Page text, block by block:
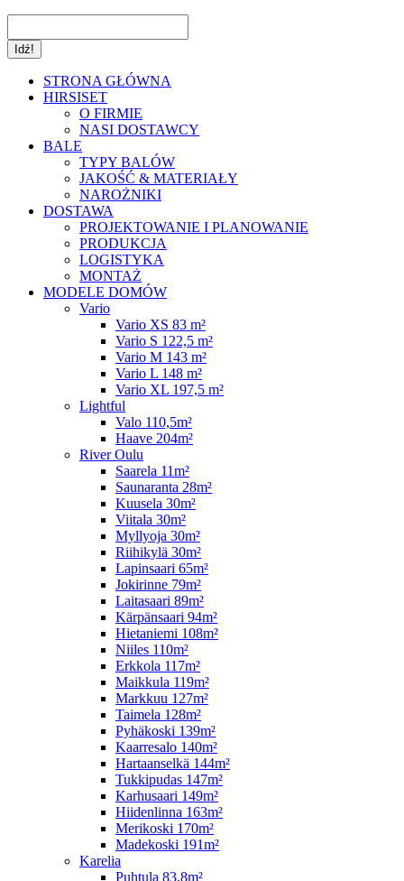
STRONA GŁÓWNA
HIRSISET
O FIRMIE
NASI DOSTAWCY
BALE
TYPY BALÓW
JAKOŚĆ & MATERIAŁY
NAROŻNIKI
DOSTAWA
PROJEKTOWANIE I PLANOWANIE
PRODUKCJA
LOGISTYKA
MONTAŻ
MODELE DOMÓW
Vario
Vario XS 83 m²
Vario S 122,5 m²
Vario M 143 m²
Vario L 148 m²
Vario XL 197,5 m²
Lightful
Valo 110,5m²
Haave 204m²
River Oulu
Saarela 11m²
Saunaranta 28m²
Kuusela 30m²
Viitala 30m²
Myllyoja 30m²
Riihikylä 30m²
Lapinsaari 65m²
Jokirinne 79m²
Laitasaari 89m²
Kärpänsaari 94m²
Hietaniemi 108m²
Niiles 110m²
Erkkola 117m²
Maikkula 119m²
Markkuu 127m²
Taimela 128m²
Pyhäkoski 139m²
Kaarresalo 140m²
Hartaanselkä 144m²
Tukkipudas 147m²
Karhusaari 149m²
Hiidenlinna 163m²
Merikoski 170m²
Madekoski 191m²
Karelia
Puhtula 83,8m²